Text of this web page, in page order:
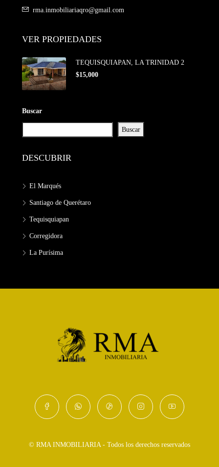
rma.inmobiliariaqro@gmail.com
VER PROPIEDADES
TEQUISQUIAPAN, LA TRINIDAD 2
$15,000
Buscar
Buscar
DESCUBRIR
El Marqués
Santiago de Querétaro
Tequisquiapan
Corregidora
La Purísima
© RMA INMOBILIARIA - Todos los derechos reservados